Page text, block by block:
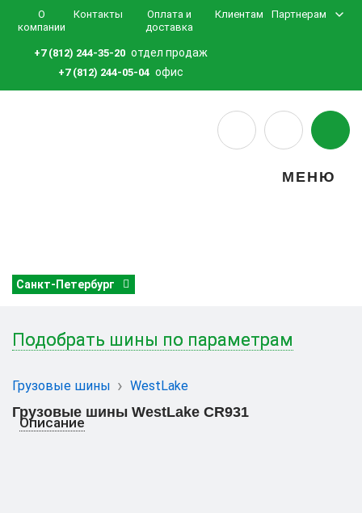
О
компании
Контакты
Оплата и
доставка
Клиентам Партнерам
+7 (812) 244-35-20 отдел продаж
+7 (812) 244-05-04 офис
Санкт-Петербург
МЕНЮ
Подобрать шины по параметрам
Грузовые шины WestLake
Грузовые шины WestLake CR931
Описание